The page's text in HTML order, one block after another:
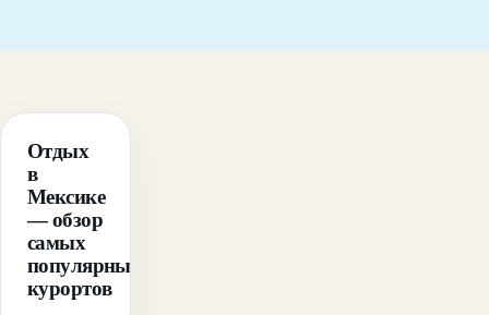
ГАЙД
Отдых
в
Мексике
— обзор
самых
популярных
курортов